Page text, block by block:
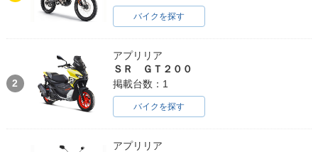
バイクを探す
2
アプリリア
ＳＲ ＧＴ２００
掲載台数：1
バイクを探す
アプリリア